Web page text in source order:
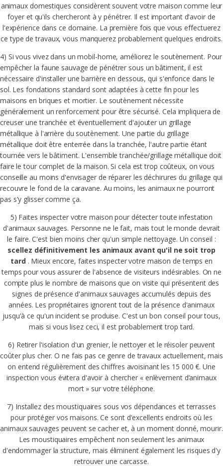
animaux domestiques considèrent souvent votre maison comme leur
foyer et qu'ils chercheront à y pénétrer. Il est important d'avoir de
l'expérience dans ce domaine. La première fois que vous effectuerez
ce type de travaux, vous manquerez probablement quelques endroits.
4) Si vous vivez dans un mobil-home, améliorez le soutènement. Pour
empêcher la faune sauvage de pénétrer sous un bâtiment, il est
nécessaire d'installer une barrière en dessous, qui s'enfonce dans le
sol. Les fondations standard sont adaptées à cette fin pour les
maisons en briques et mortier. Le soutènement nécessite
généralement un renforcement pour être sécurisé. Cela impliquera de
creuser une tranchée et éventuellement d'ajouter un grillage
métallique à l'arrière du soutènement. Une partie du grillage
métallique doit être enterrée dans la tranchée, l'autre partie étant
tournée vers le bâtiment. L'ensemble tranchée/grillage métallique doit
faire le tour complet de la maison. Si cela est trop coûteux, on vous
conseille au moins d'envisager de réparer les déchirures du grillage qui
recouvre le fond de la caravane. Au moins, les animaux ne pourront
pas s'y glisser comme ça.
5) Faites inspecter votre maison pour détecter toute infestation
d'animaux sauvages. Personne ne le fait, mais tout le monde devrait
le faire. C'est bien moins cher qu'un simple nettoyage. Un conseil :
scellez définitivement les animaux avant qu'il ne soit trop
tard. Mieux encore, faites inspecter votre maison de temps en
temps pour vous assurer de l'absence de visiteurs indésirables. On ne
compte plus le nombre de maisons que on visite qui présentent des
signes de présence d'animaux sauvages accumulés depuis des
années. Les propriétaires ignorent tout de la présence d'animaux
jusqu'à ce qu'un incident se produise. C'est un bon conseil pour tous,
mais si vous lisez ceci, il est probablement trop tard.
6) Retirer l'isolation d'un grenier, le nettoyer et le réisoler peuvent
coûter plus cher. O ne fais pas ce genre de travaux actuellement, mais
on entend régulièrement des chiffres avoisinant les 15 000 €. Une
inspection vous évitera d'avoir à chercher « enlèvement d’animaux
mort » sur votre téléphone.
7) Installez des moustiquaires sous vos dépendances et terrasses
pour protéger vos maisons. Ce sont d'excellents endroits où les
animaux sauvages peuvent se cacher et, à un moment donné, mourir.
Les moustiquaires empêchent non seulement les animaux
d'endommager la structure, mais éliminent également les risques d'y
retrouver une carcasse.